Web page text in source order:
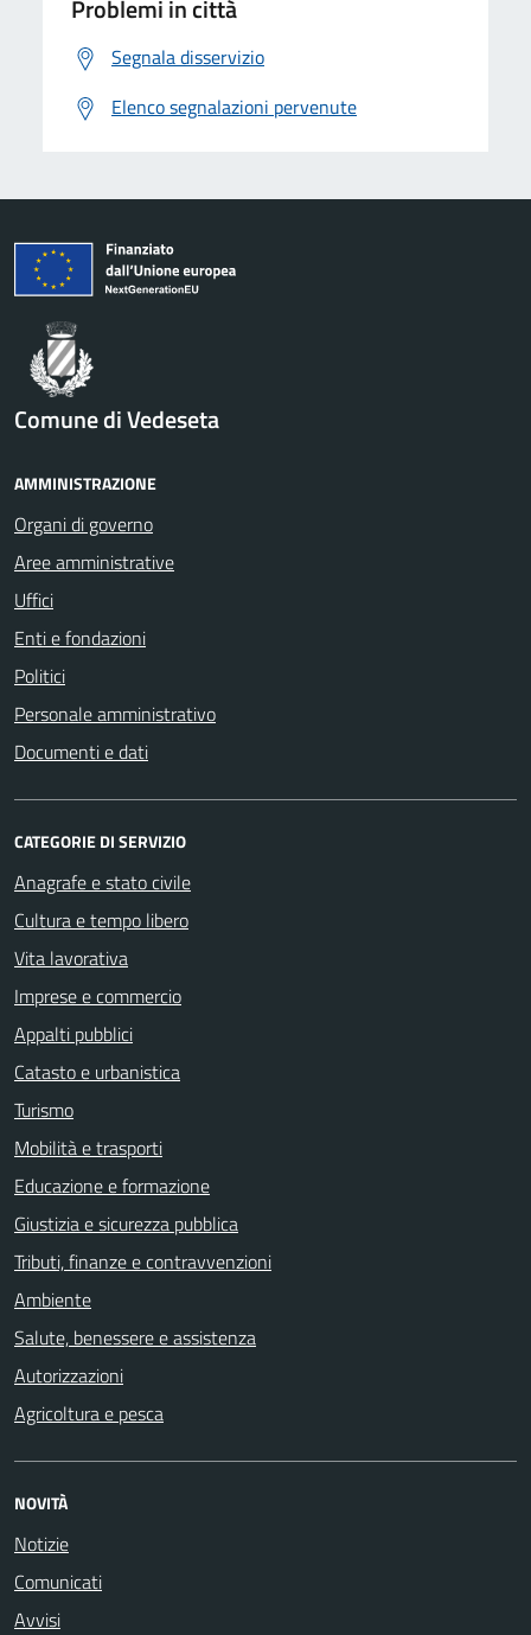
Problemi in città
Segnala disservizio
Elenco segnalazioni pervenute
Comune di Vedeseta
AMMINISTRAZIONE
Organi di governo
Aree amministrative
Uffici
Enti e fondazioni
Politici
Personale amministrativo
Documenti e dati
CATEGORIE DI SERVIZIO
Anagrafe e stato civile
Cultura e tempo libero
Vita lavorativa
Imprese e commercio
Appalti pubblici
Catasto e urbanistica
Turismo
Mobilità e trasporti
Educazione e formazione
Giustizia e sicurezza pubblica
Tributi, finanze e contravvenzioni
Ambiente
Salute, benessere e assistenza
Autorizzazioni
Agricoltura e pesca
NOVITÀ
Notizie
Comunicati
Avvisi